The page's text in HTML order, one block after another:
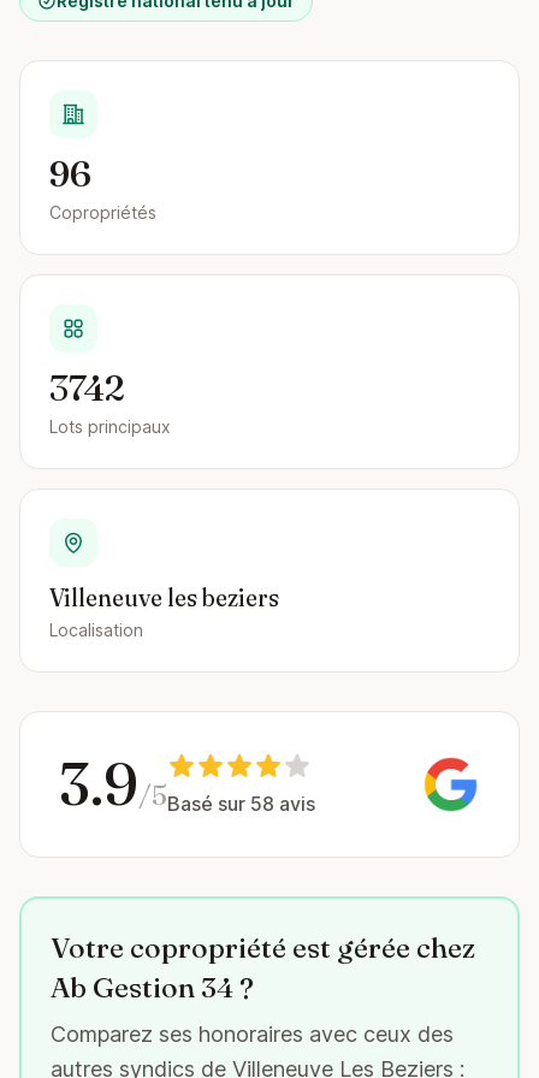
96
Copropriétés
3742
Lots principaux
Villeneuve les beziers
Localisation
3.9/5Basé sur 58 avis
Votre copropriété est gérée chez
Ab Gestion 34 ?
Comparez ses honoraires avec ceux des
autres syndics de Villeneuve Les Beziers :